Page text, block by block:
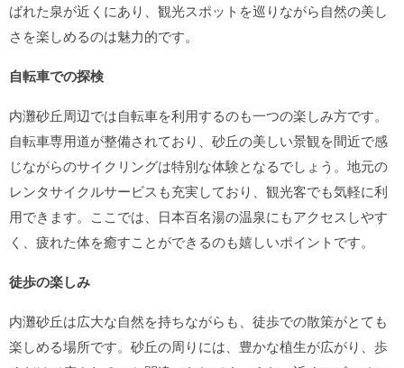
ばれた泉が近くにあり、観光スポットを巡りながら自然の美し
さを楽しめるのは魅力的です。
自転車での探検
内灘砂丘周辺では自転車を利用するのも一つの楽しみ方です。
自転車専用道が整備されており、砂丘の美しい景観を間近で感
じながらのサイクリングは特別な体験となるでしょう。地元の
レンタサイクルサービスも充実しており、観光客でも気軽に利
用できます。ここでは、日本百名湯の温泉にもアクセスしやす
く、疲れた体を癒すことができるのも嬉しいポイントです。
徒歩の楽しみ
内灘砂丘は広大な自然を持ちながらも、徒歩での散策がとても
楽しめる場所です。砂丘の周りには、豊かな植生が広がり、歩